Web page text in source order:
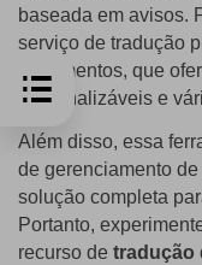
baseada em avisos.
serviço de tradução
documentos, que
personalizáveis e
Além disso, essa
de gerenciamento
solução completa
Portanto,
recurso de tradução